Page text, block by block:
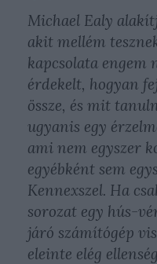
Michael Ealy
akit mellém
kapcsolata engem
érdekelt, hogyan
össze, és mit
ugyanis egy
ami nem egyszer
egyébként sem
Kennexszel. Ha
sorozat egy hús-
járó számítógép
eleinte elég